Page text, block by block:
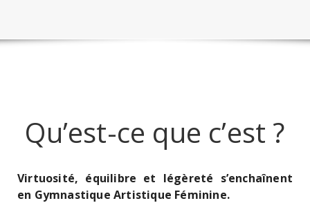
Qu’est-ce que c’est ?
Virtuosité, équilibre et légèreté s’enchaînent
en Gymnastique Artistique Féminine.